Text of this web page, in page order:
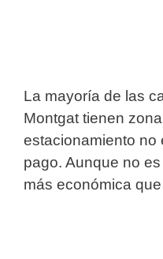
La mayoría de las
Montgat tienen
estacionamiento no
pago. Aunque no
más económica